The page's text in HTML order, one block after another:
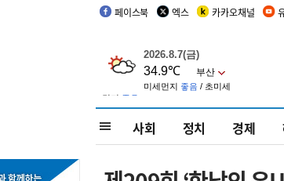
페이스북 엑스 카카오채널
사회 정치 경제